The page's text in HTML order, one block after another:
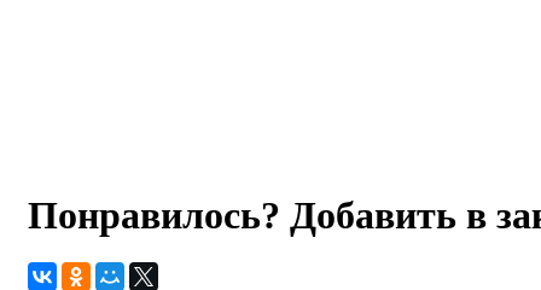
Понравилось? Добавить в